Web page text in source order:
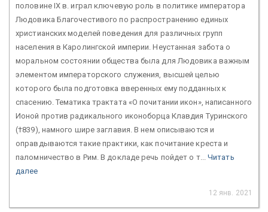
половине ΙΧ в. играл ключевую роль в политике императора
Людовика Благочестивого по распространению единых
христианских моделей поведения для различных групп
населения в Каролингской империи. Неустанная забота о
моральном состоянии общества была для Людовика важным
элементом императорского служения, высшей целью
которого была подготовка вверенных ему подданных к
спасению. Тематика трактата «О почитании икон», написанного
Ионой против радикального иконоборца Клавдия Туринского
(†839), намного шире заглавия. В нем описываются и
оправдываются такие практики, как почитание креста и
паломничество в Рим. В докладе речь пойдет о т...Читать
далее
12 янв. 2021